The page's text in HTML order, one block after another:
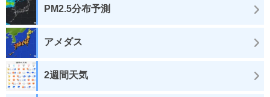
PM2.5分布予測
アメダス
2週間天気